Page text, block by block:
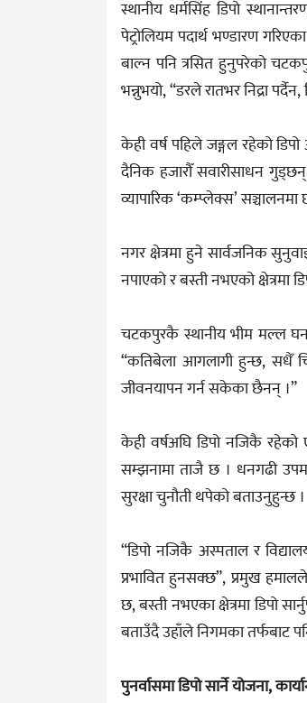
स्थानीय धर्मसिंह डिपो
पेट्रोलियम पदार्थ भण्डारण
बाल्न पनि त्रसित हुनुपरेको
भन्नुभयो, “डरले रातभर निद्रा
केही वर्ष पहिले जङ्गल रहेको
दैनिक हजारौँ सवारीसाधन
व्यापारिक ‘कम्प्लेक्स’ सञ्चालनमा
नगर क्षेत्रमा हुने सार्वजनिक
नपाएको र बस्ती नभएको
चटकपुरकै स्थानीय भीम मल्ल
“कतिबेला आगलागी हुन्छ, सधैँ
जीवनयापन गर्न सकेका छैनन् ।”
केही वर्षअघि डिपो नजिकै
सम्झनामा ताजै छ । धनगढी
सुरक्षा चुनौती थपेको बताउनुहुन्छ ।
“डिपो नजिकै अस्पताल र
प्रभावित हुनसक्छ”, प्रमुख
छ, बस्ती नभएका क्षेत्रमा डिपो
बताउँदै उहाँले निगमका तर्फबाट
पुनर्वासमा डिपो सार्ने योजना,